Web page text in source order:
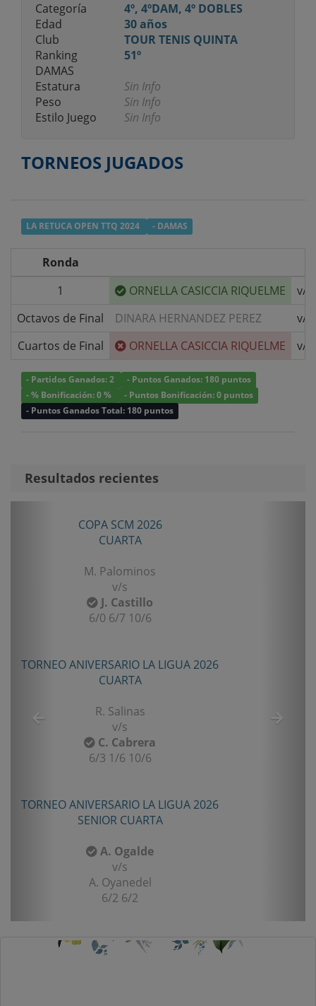
Categoría
4º, 4ºDAM, 4º DOBLES
Edad
30 años
Club
TOUR TENIS QUINTA
Ranking
DAMAS
51º
Estatura
Sin Info
Peso
Sin Info
Estilo Juego
Sin Info
TORNEOS JUGADOS
LA RETUCA OPEN TTQ 2024 - DAMAS
Ronda
1
ORNELLA CASICCIA RIQUELME
v/s
Octavos de Final
DINARA HERNANDEZ PEREZ
v/s
Cuartos de Final
ORNELLA CASICCIA RIQUELME v/s
- Partidos Ganados: 2
- Puntos Ganados: 180 puntos
- % Bonificación: 0 %
- Puntos Bonificación: 0 puntos
- Puntos Ganados Total: 180 puntos
Resultados recientes
COPA SCM 2026
CUARTA
M. Palominos
v/s
J. Castillo
6/0 6/7 10/6
TORNEO ANIVERSARIO LA LIGUA 2026
CUARTA
R. Salinas
v/s
C. Cabrera
6/3 1/6 10/6
TORNEO ANIVERSARIO LA LIGUA 2026
SENIOR CUARTA
A. Ogalde
v/s
A. Oyanedel
6/2 6/2